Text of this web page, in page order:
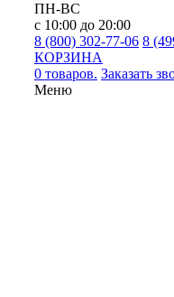
ПН-ВС
с 10:00 до 20:00
8 (800) 302-77-06 8
КОРЗИНА
0 товаров. Заказать
Меню